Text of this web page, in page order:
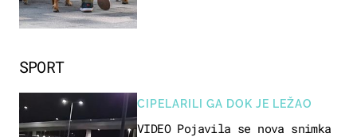
SPORT
CIPELARILI GA DOK JE LEŽAO
VIDEO Pojavila se nova snimka